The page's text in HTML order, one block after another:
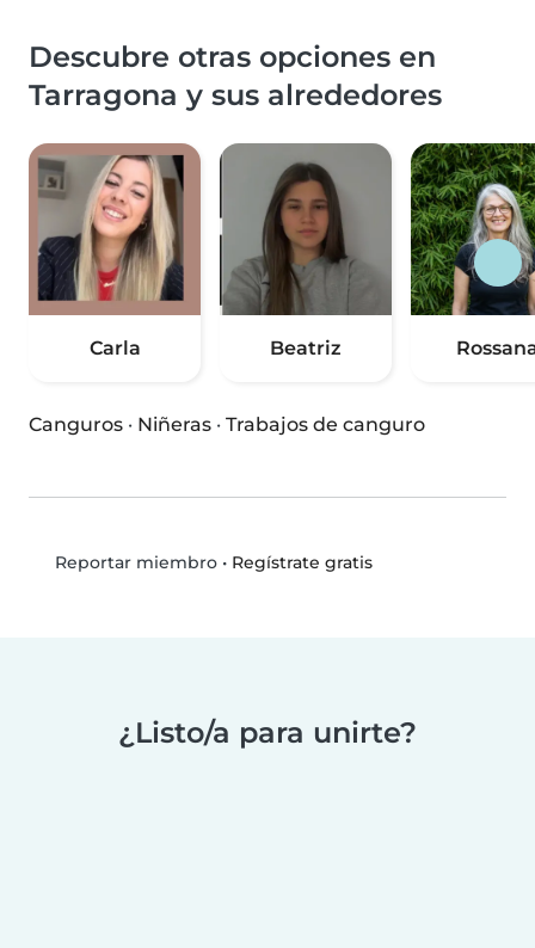
Descubre otras opciones en
Tarragona y sus alrededores
Carla Beatriz
Canguros · Niñeras · Trabajos de canguro
Reportar miembro• Regístrate gratis
¿Listo/a para unirte?